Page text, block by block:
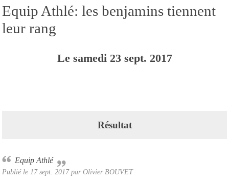
Equip Athlé: les benjamins tiennent
leur rang
Le samedi 23 sept. 2017
Résultat
Equip Athlé
Publié le 17 sept. 2017par Olivier BOUVET